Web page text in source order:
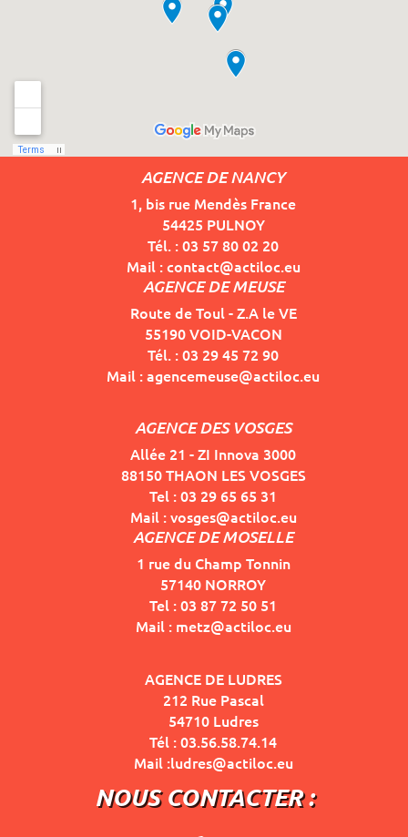
AGENCE DE NANCY
1, bis rue Mendès France
54425 PULNOY
Tél. : 03 57 80 02 20
Mail : contact@actiloc.eu
AGENCE DE MEUSE
Route de Toul - Z.A le VE
55190 VOID-VACON
Tél. : 03 29 45 72 90
Mail : agencemeuse@actiloc.eu
AGENCE DES VOSGES
Allée 21 - ZI Innova 3000
88150 THAON LES VOSGES
Tel : 03 29 65 65 31
Mail : vosges@actiloc.eu
AGENCE DE MOSELLE
1 rue du Champ Tonnin
57140 NORROY
Tel : 03 87 72 50 51
Mail : metz@actiloc.eu
AGENCE DE LUDRES
212 Rue Pascal
54710 Ludres
Tél : 03.56.58.74.14
Mail :ludres@actiloc.eu
NOUS CONTACTER :